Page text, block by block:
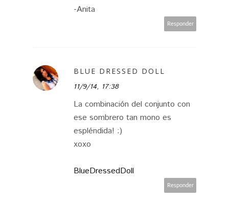
-Anita
Responder
BLUE DRESSED DOLL
11/9/14, 17:38
La combinación del conjunto con
ese sombrero tan mono es
espléndida! :)
xoxo
BlueDressedDoll
Responder